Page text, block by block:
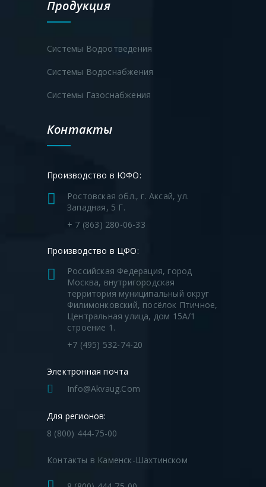
Продукция
Системы Водоотведения
Системы Водоснабжения
Системы Газоснабжения
Контакты
Производство в ЮФО:
Ростовская обл., г. Аксай, ул.
Западная, 5 Г.
+ 7 (863) 280-06-33
Производство в ЦФО:
Российская Федерация, город
Москва, внутригородская
территория муниципальный округ
Филимонковский, посёлок Птичное,
Центральная улица, дом 15А/1
строение 1.
+7 (495) 532-74-20
Электронная почта
Info@akvaug.com
Для регионов:
8 (800) 444-75-00
Контакты в Каменск-Шахтинском